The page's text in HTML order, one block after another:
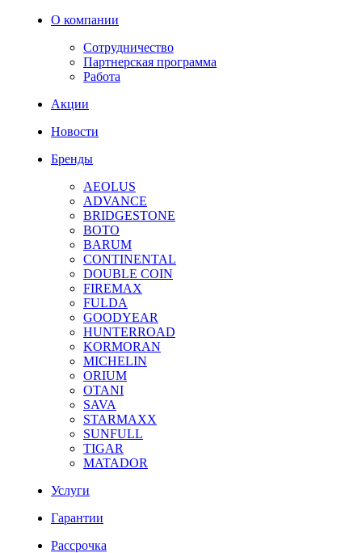
О компании
Сотрудничество
Партнерская программа
Работа
Акции
Новости
Бренды
AEOLUS
ADVANCE
BRIDGESTONE
BOTO
BARUM
CONTINENTAL
DOUBLE COIN
FIREMAX
FULDA
GOODYEAR
HUNTERROAD
KORMORAN
MICHELIN
ORIUM
OTANI
SAVA
STARMAXX
SUNFULL
TIGAR
МATADOR
Услуги
Гарантии
Рассрочка